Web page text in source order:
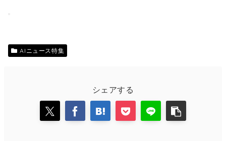
AIニュース特集
シェアする